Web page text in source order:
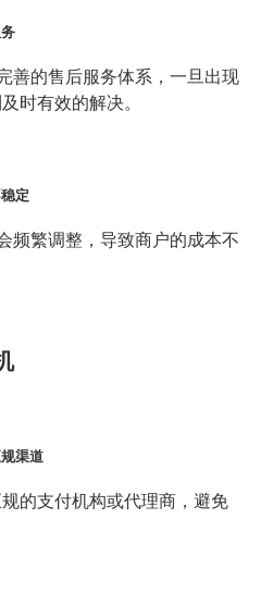
善的售后服务体系，一旦出现
时有效的解决。
定
频繁调整，导致商户的成本不
渠道
的支付机构或代理商，避免